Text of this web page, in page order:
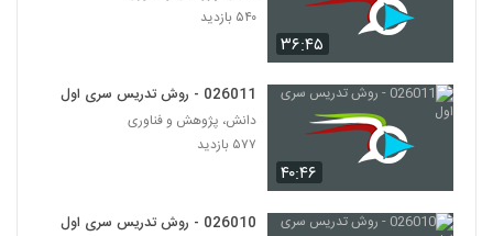
026015 - ارائه موثر (3)
۳۷۹ بازدید
026016 - ارائه موثر (4)
17
026017 - ارائه موثر (5)
۵۱۶ بازدید
۳۶:۴۵
۵۴۰ بازدید
۴۰:۴۶
026011 - روش تدریس سری اول
دانش، پژوهش و فناوری
۵۷۷ بازدید
026010 - روش تدریس سری اول